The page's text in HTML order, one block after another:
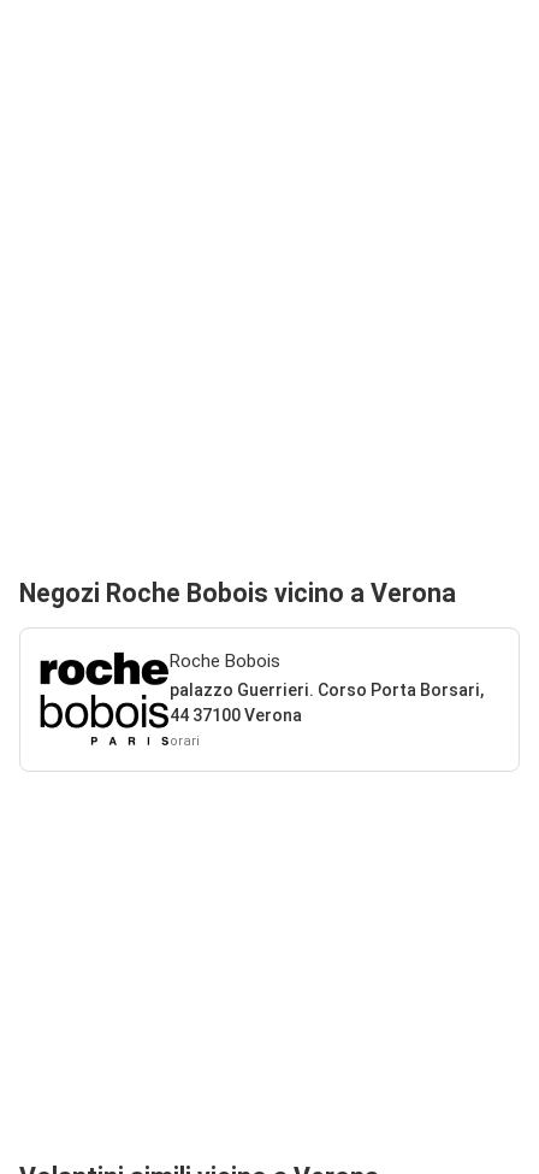
Negozi Roche Bobois vicino a Verona
Roche Bobois
palazzo Guerrieri. Corso Porta Borsari,
44 37100 Verona
orari